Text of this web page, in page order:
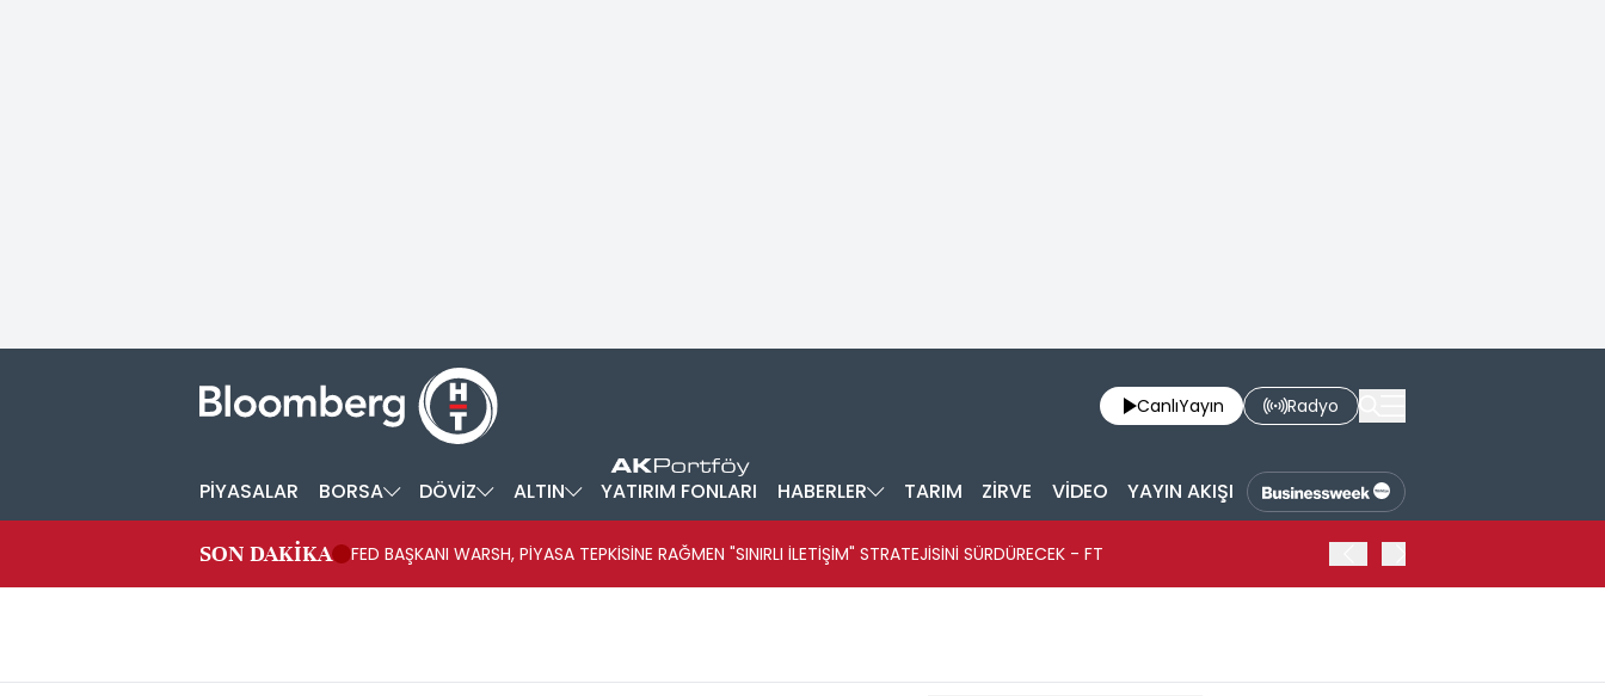
CanlıYayın Radyo
PİYASALAR BORSA DÖVİZ ALTIN YATIRIM FONLARI HABERLER TARIM ZİRVE VİDEO YAYIN AKIŞI
SON DAKİKA FED BAŞKANI WARSH, PİYASA TEPKİSİNE RAĞMEN "SINIRLI İLETİŞİM" STRATEJİSİNİ SÜRDÜRECEK - FT